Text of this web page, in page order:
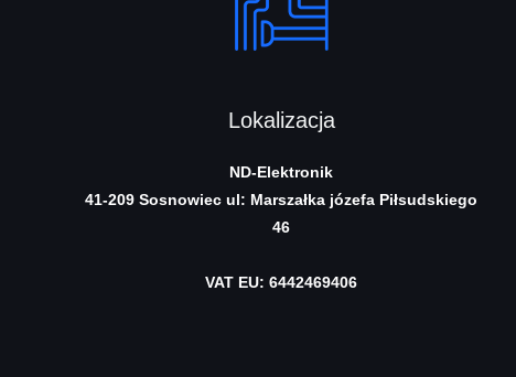
Lokalizacja
ND-Elektronik
41-209 Sosnowiecul: Marszałka józefa Piłsudskiego
46
VAT EU: 6442469406